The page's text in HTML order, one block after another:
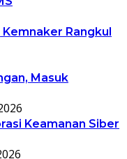
Rangkul
Masuk
Keamanan Siber